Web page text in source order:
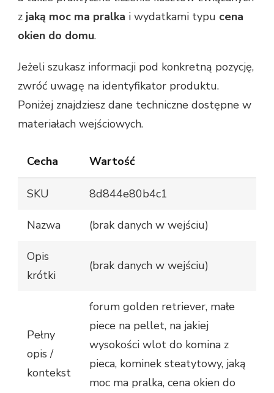
z jaką moc ma pralka i wydatkami typu cena
okien do domu.
Jeżeli szukasz informacji pod konkretną pozycję,
zwróć uwagę na identyfikator produktu.
Poniżej znajdziesz dane techniczne dostępne w
materiałach wejściowych.
Cecha Wartość
SKU 8d844e80b4c1
Nazwa (brak danych w wejściu)
Opis
krótki
(brak danych w wejściu)
Pełny
opis /
kontekst
forum golden retriever, małe
piece na pellet, na jakiej
wysokości wlot do komina z
pieca, kominek steatytowy, jaką
moc ma pralka, cena okien do